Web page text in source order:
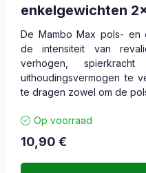
enkelgewichten
De Mambo Max pols- en
de intensiteit van
verhogen,
uithoudingsvermogen te
te dragen zowel om de
Op voorraad
10,90 €